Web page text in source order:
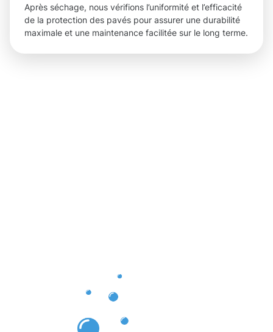
Après séchage, nous vérifions l’uniformité et l’efficacité
de la protection des pavés pour assurer une durabilité
maximale et une maintenance facilitée sur le long terme.